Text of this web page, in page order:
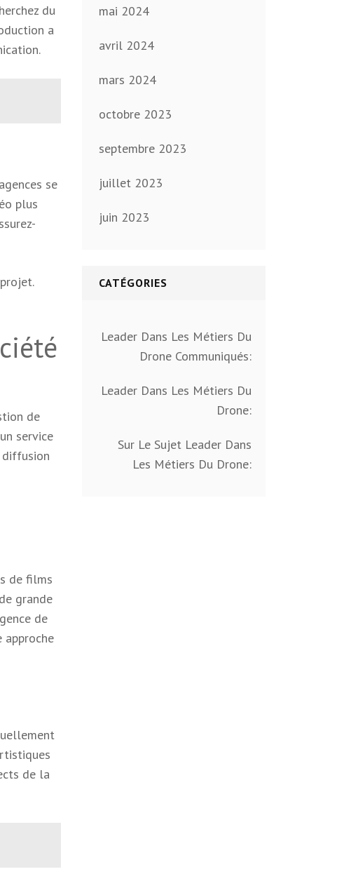
du
a
se
plus
de
service
diffusion
de films
grande
de
approche
de la
mai 2024
avril 2024
mars 2024
octobre 2023
septembre 2023
juillet 2023
juin 2023
CATÉGORIES
Leader Dans Les Métiers Du
Drone Communiqués:
Leader Dans Les Métiers Du
Drone:
Sur Le Sujet Leader Dans
Les Métiers Du Drone: